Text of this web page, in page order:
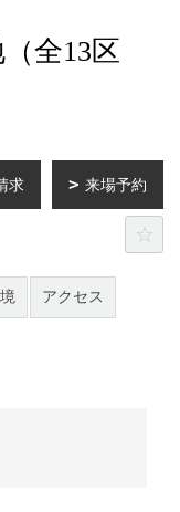
全13区
求 来場予約
アクセス